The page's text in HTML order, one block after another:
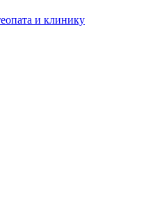
и клинику